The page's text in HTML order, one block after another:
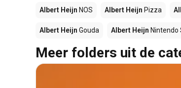
Albert Heijn NOS Albert Heijn Pizza
Albert Heijn Gouda Albert Heijn Nintendo
Meer folders uit de